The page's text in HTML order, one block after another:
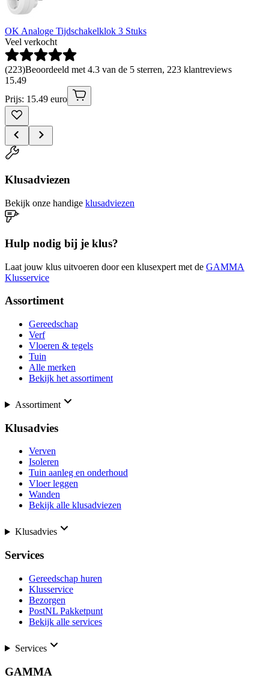
OK Analoge Tijdschakelklok 3 Stuks
Veel verkocht
(223)Beoordeeld met 4.3 van de 5 sterren, 223 klantreviews
15.49
Prijs: 15.49 euro
Klusadviezen
Bekijk onze handige klusadviezen
Hulp nodig bij je klus?
Laat jouw klus uitvoeren door een klusexpert met de GAMMA
Klusservice
Assortiment
Gereedschap
Verf
Vloeren & tegels
Tuin
Alle merken
Bekijk het assortiment
Assortiment
Klusadvies
Verven
Isoleren
Tuin aanleg en onderhoud
Vloer leggen
Wanden
Bekijk alle klusadviezen
Klusadvies
Services
Gereedschap huren
Klusservice
Bezorgen
PostNL Pakketpunt
Bekijk alle services
Services
GAMMA